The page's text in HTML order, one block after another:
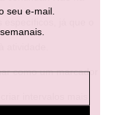
como um marcador
intervalos mais
seu e-mail.